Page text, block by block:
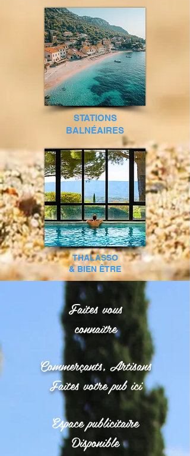
STATIONS
BALNÉAIRES
THALASSO
& BIEN ÊTRE
Faites vous
connaître
Commerçants, Artisans
Faîtes votre pub ici
Espace publicitaire
Disponible